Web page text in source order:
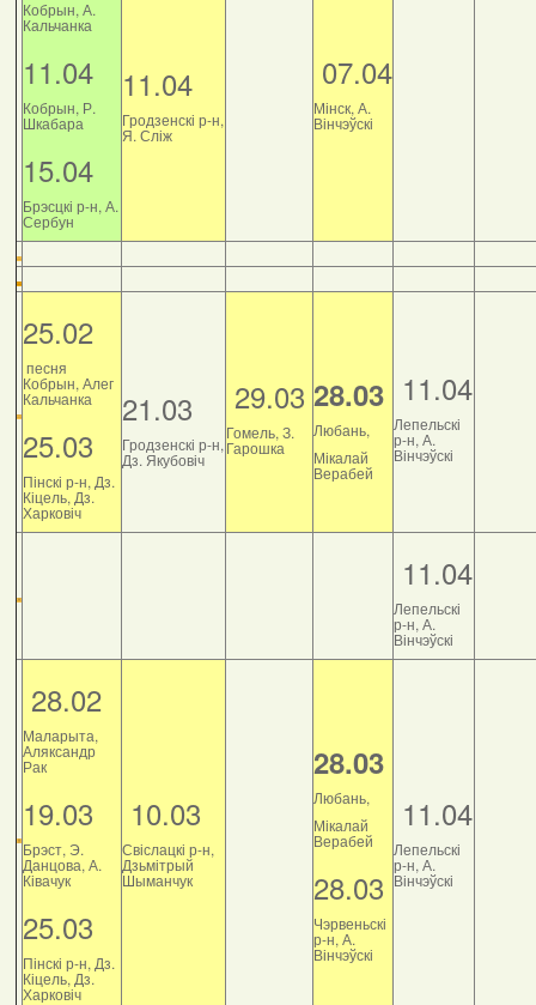
Кобрын, А.
Кальчанка
11.04
Кобрын, Р.
Шкабара
15.04
Брэсцкі р-н, А.
Сербун
11.04
Гродзенскі р-н,
Я. Сліж
07.04
Мінск, А.
Вінчэўскі
25.02
песня
Кобрын, Алег
Кальчанка
25.03
Пінскі р-н, Дз.
Кіцель, Дз.
Харковіч
21.03
Гродзенскі р-н,
Дз. Якубовіч
29.03
Гомель, З.
Гарошка
28.03
Любань,
Мікалай
Верабей
11.04
Лепельскі
р-н, А.
Вінчэўскі
11.04
Лепельскі
р-н, А.
Вінчэўскі
28.02
Маларыта,
Аляксандр
Рак
19.03
Брэст, Э.
Данцова, А.
Ківачук
25.03
Пінскі р-н, Дз.
Кіцель, Дз.
Харковіч
10.03
Свіслацкі р-н,
Дзьмітрый
Шыманчук
28.03
Любань,
Мікалай
Верабей
28.03
Чэрвеньскі
р-н, А.
Вінчэўскі
11.04
Лепельскі
р-н, А.
Вінчэўскі